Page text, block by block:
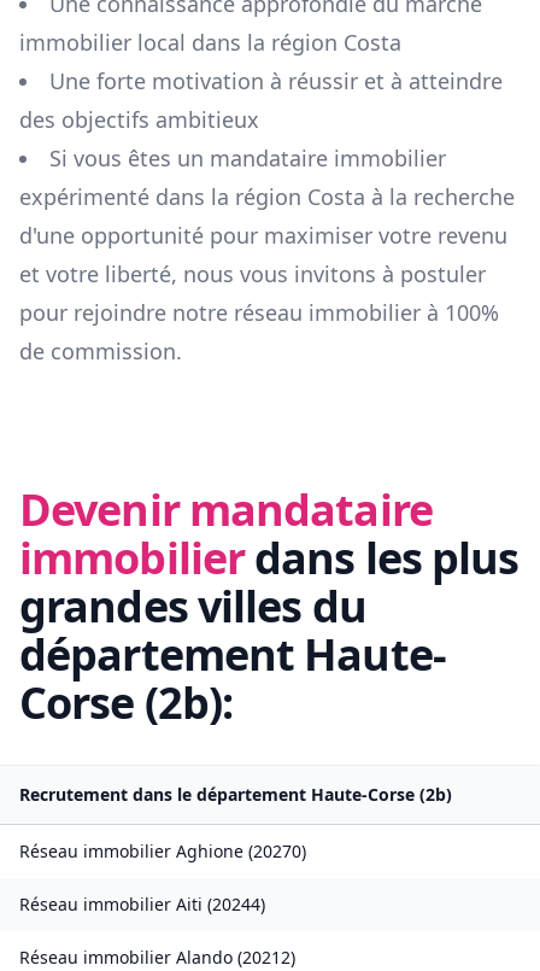
immobilier local dans la région Costa
Une forte motivation à réussir et à atteindre
des objectifs ambitieux
Si vous êtes un mandataire immobilier
expérimenté dans la région Costa à la recherche
d'une opportunité pour maximiser votre revenu
et votre liberté, nous vous invitons à postuler
pour rejoindre notre réseau immobilier à 100%
de commission.
Devenir mandataire
immobilierdans les plus
grandes villes du
département Haute-
Corse (2b):
Recrutement dans le département Haute-Corse (2b)
Réseau immobilier Aghione (20270)
Réseau immobilier Aiti (20244)
Réseau immobilier Alando (20212)